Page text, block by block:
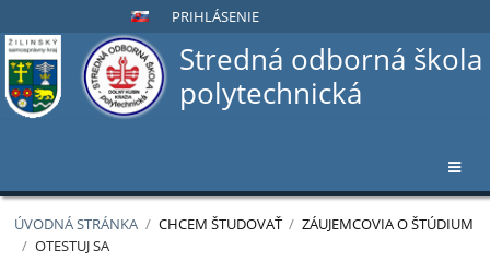
PRIHLÁSENIE
Stredná odborná škola
polytechnická
ÚVODNÁ STRÁNKA / CHCEM ŠTUDOVAŤ / ZÁUJEMCOVIA O ŠTÚDIUM
/ OTESTUJ SA